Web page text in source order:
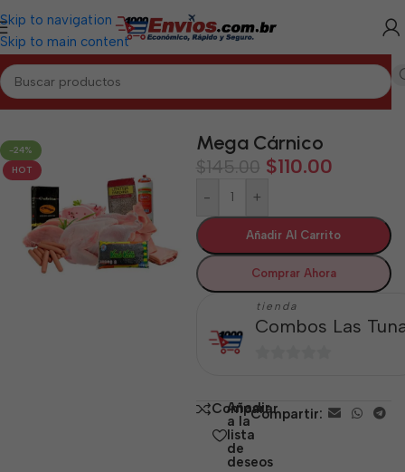
Skip to navigation
Skip to main content
Inicio/LAS TUNAS/Combos Las Tunas
-24%
HOT
Mega Cárnico
$145.00 $110.00
- +
Añadir Al Carrito
Comprar Ahora
tienda
Combos Las
5
Comparar
Añadir
a la
lista
de
deseos
Compartir: